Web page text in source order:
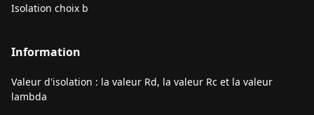
Isolation choix b
Information
Valeur d'isolation : la valeur Rd, la valeur Rc et la valeur
lambda